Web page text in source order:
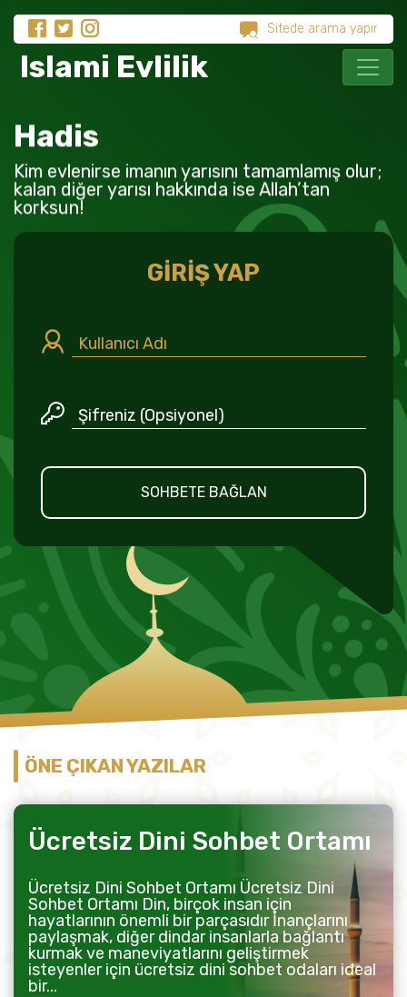
Islami Evlilik
Hadis
Kim evlenirse imanın yarısını tamamlamış olur;
kalan diğer yarısı hakkında ise Allah’tan
korksun!
GİRİŞ YAP
SOHBETE BAĞLAN
ÖNE ÇIKAN YAZILAR
Ücretsiz Dini Sohbet Ortamı
Ücretsiz Dini Sohbet Ortamı Ücretsiz Dini
Sohbet Ortamı Din, birçok insan için
hayatlarının önemli bir parçasıdır İnançlarını
paylaşmak, diğer dindar insanlarla bağlantı
kurmak ve maneviyatlarını geliştirmek
isteyenler için ücretsiz dini sohbet odaları ideal
bir...